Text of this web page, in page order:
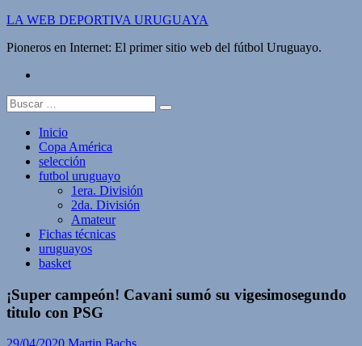
Saltar
contenido
LA WEB DEPORTIVA URUGUAYA
Pioneros en Internet: El primer sitio web del fútbol Uruguayo.
Buscar:
Inicio
Copa América
selección
futbol uruguayo
1era. División
2da. División
Amateur
Fichas técnicas
uruguayos
basket
¡Super campeón! Cavani sumó su vigesimosegundo
titulo con PSG